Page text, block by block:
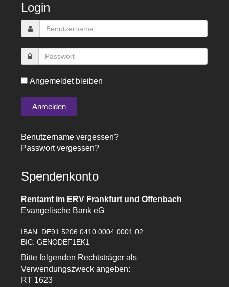
Login
Angemeldet bleiben
Benutzername vergessen?
Passwort vergessen?
Spendenkonto
Rentamt im ERV Frankfurt und Offenbach
Evangelische Bank eG
IBAN: DE91 5206 0410 0004 0001 02
BIC: GENODEF1EK1
Bitte folgenden Rechtsträger als
Verwendungszweck angeben:
RT 1623